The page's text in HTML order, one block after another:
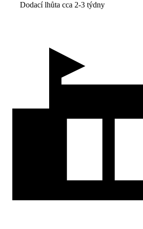
Dodací lhůta cca 2-3 týdny